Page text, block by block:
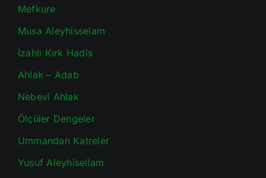
Mefkure
Musa Aleyhisselam
İzahlı Kırk Hadis
Ahlak – Adab
Nebevi Ahlak
Ölçüler Dengeler
Ummandan Katreler
Yusuf Aleyhisellam